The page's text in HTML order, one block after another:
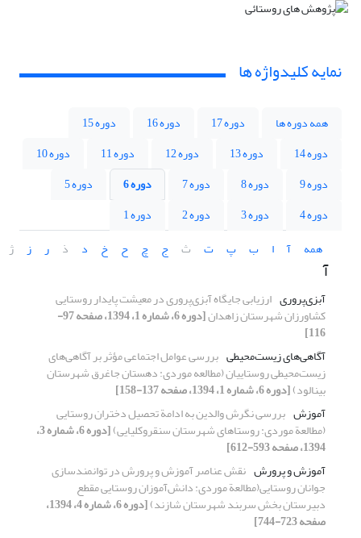
نمایه کلیدواژه ها
همه دوره ها دوره 17 دوره 16
دوره 15
دوره 14
دوره 13 دوره 12 دوره 11
دوره 10
دوره 9
دوره 8 دوره 7 دوره 6
دوره 5
دوره 4
دوره 3 دوره 2
دوره 1
همه
آ ا ب پ ت ث ج چ ح خ د ذ ر ز ژ
آ
آبزی‌پروری ارزیابی جایگاه آبزی‌پروری در معیشت پایدار روستایی
کشاورزان شهرستان زاهدان [دوره 6، شماره 1، 1394، صفحه 97-
116]
آگاهی‌های زیست‌محیطی بررسی عوامل اجتماعی مؤثر بر آگاهی‌های
زیست‌محیطی روستاییان (مطالعه موردی: دهستان جاغرق شهرستان
بینالود)[دوره 6، شماره 1، 1394، صفحه 137-158]
آموزش بررسی نگرش والدین به ادامة تحصیل دختران روستایی
(مطالعة موردی: روستاهای شهرستان سنقروکلیایی) [دوره 6، شماره 3،
1394، صفحه 593-612]
آموزش ‌‌و پرورش نقش عناصر آموزش و پرورش در توانمندسازی
جوانان روستایی(مطالعة موردی: دانش‌‌آموزان روستایی مقطع
دبیرستان بخش سربند شهرستان شازند) [دوره 6، شماره 4، 1394،
صفحه 723-744]